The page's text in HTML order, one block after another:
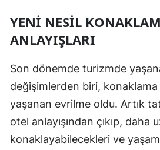
YENI NESIL
ANLAYIŞLARI
Son dönemde turizmde
değişimlerden biri,
yaşanan evrilme oldu. Artık
otel anlayışından çıkıp, daha
konaklayabilecekleri ve